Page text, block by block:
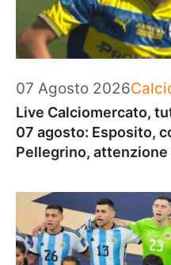
07 Agosto 2026
Live Calciomercato,
07 agosto: Esposito,
Pellegrino,